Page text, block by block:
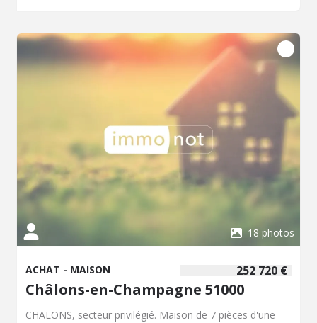
dressing, une lingerie et des WC indépendants. Au
deuxième étage : Un palier, 3 nouvelles chambres, une
salle de douche et des WC indépendants complètent
l'espace nuit. Le tout est agrémenté d'un sous-sol
complet, d'une cave, et d'une terrasse surplombant un
jardin paysager. Pour les moments de détente, profitez
d'une piscine chauffée et couverte, ainsi que d'une
dépendance d'environ 30 m², idéale pour un espace de
loisirs, un bureau ou un atelier. ? Un bien rare, alliant
prestige, confort et sérénité, au coeur d'un
environnement recherché. ?? Contactez-nous : Mme
GERARD 07.76.03.91.03 / Mme FERRAND 07.76.00.26.39
Diagnostique de Performance Énergétique = Classe
consommation : Les informations sur les risques
auxquels ce bien est exposé sont disponibles sur le site
Géorisques : http://www.georisques.gouv.fr.
18 photos
252 720 €
ACHAT - MAISON
Châlons-en-Champagne 51000
CHALONS, secteur privilégié. Maison de 7 pièces d'une